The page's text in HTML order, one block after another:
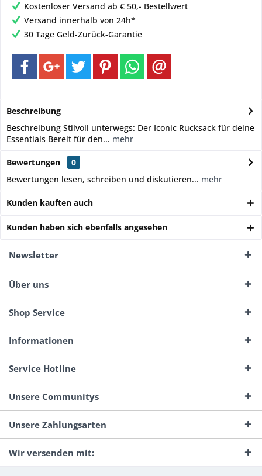
Kostenloser Versand ab € 50,- Bestellwert
Versand innerhalb von 24h*
30 Tage Geld-Zurück-Garantie
Beschreibung
Beschreibung Stilvoll unterwegs: Der Iconic Rucksack für deine
Essentials Bereit für den... mehr
Bewertungen
0
Bewertungen lesen, schreiben und diskutieren... mehr
Kunden kauften auch
Kunden haben sich ebenfalls angesehen
Newsletter
Über uns
Shop Service
Informationen
Service Hotline
Unsere Communitys
Unsere Zahlungsarten
Wir versenden mit: